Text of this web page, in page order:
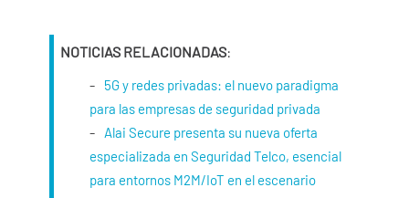
NOTICIAS RELACIONADAS:
5G y redes privadas: el nuevo paradigma
para las empresas de seguridad privada
Alai Secure presenta su nueva oferta
especializada en Seguridad Telco, esencial
para entornos M2M/IoT en el escenario